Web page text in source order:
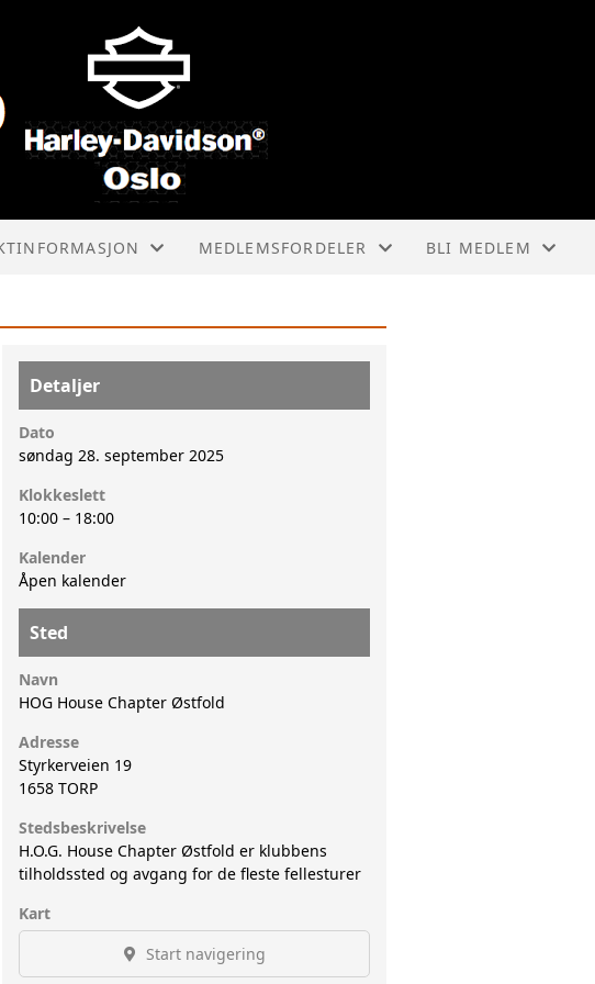
CREW
MEDLEMSFORDELER
LOKALE RABATTAVTALER
BLI MEDLEM
Detaljer
Dato
søndag 28. september 2025
Klokkeslett
10:00 – 18:00
Kalender
Åpen kalender
Sted
Navn
HOG House Chapter Østfold
Adresse
Styrkerveien 19
1658 TORP
Stedsbeskrivelse
H.O.G. House Chapter Østfold er klubbens
tilholdssted og avgang for de fleste fellesturer
Kart
Start navigering